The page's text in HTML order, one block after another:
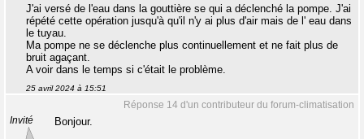
J'ai versé de l'eau dans la gouttière se qui a déclenché la pompe. J'ai
répété cette opération jusqu'à qu'il n'y ai plus d'air mais de l' eau dans
le tuyau.
Ma pompe ne se déclenche plus continuellement et ne fait plus de
bruit agaçant.
A voir dans le temps si c'était le problème.
25 avril 2024 à 15:51
Réponse 14 d'un contributeur du forum-climatisation
Invité
Bonjour.